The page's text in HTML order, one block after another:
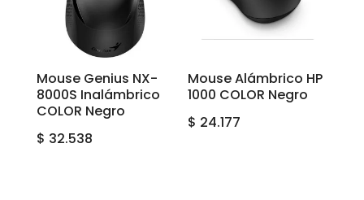
Mouse Genius NX-
8000S Inalámbrico
COLOR Negro
$ 32.538
Mouse Alámbrico HP
1000 COLOR Negro
$ 24.177